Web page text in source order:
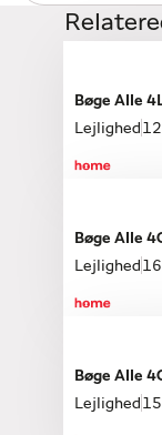
Bøge Alle
Lejlighed
Bøge Alle
Lejlighed
Bøge Alle
Lejlighed